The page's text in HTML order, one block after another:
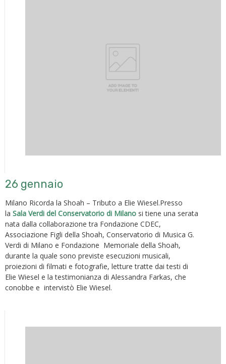
26 gennaio
Milano Ricorda la Shoah – Tributo a Elie Wiesel.Presso
la Sala Verdi del Conservatorio di Milano si tiene una serata
nata dalla collaborazione tra Fondazione CDEC,
Associazione Figli della Shoah, Conservatorio di Musica G.
Verdi di Milano e Fondazione Memoriale della Shoah,
durante la quale sono previste esecuzioni musicali,
proiezioni di filmati e fotografie, letture tratte dai testi di
Elie Wiesel e la testimonianza di Alessandra Farkas, che
conobbe e intervistò Elie Wiesel.